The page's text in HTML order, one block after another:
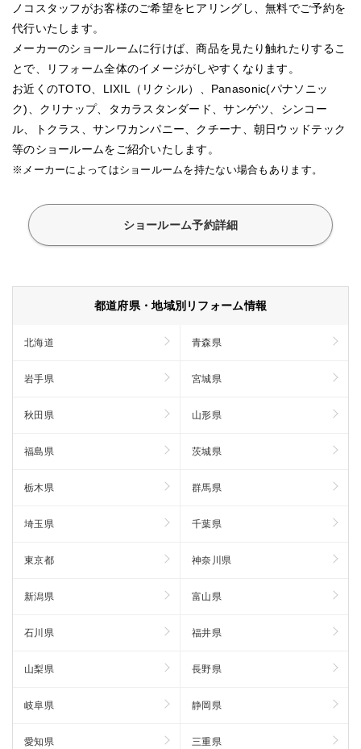
ノコスタッフがお客様のご希望をヒアリングし、無料でご予約を
代行いたします。
メーカーのショールームに行けば、商品を見たり触れたりするこ
とで、リフォーム全体のイメージがしやすくなります。
お近くのTOTO、LIXIL（リクシル）、Panasonic(パナソニッ
ク)、クリナップ、タカラスタンダード、サンゲツ、シンコー
ル、トクラス、サンワカンパニー、クチーナ、朝日ウッドテック
等のショールームをご紹介いたします。
※メーカーによってはショールームを持たない場合もあります。
ショールーム予約詳細
都道府県・地域別リフォーム情報
北海道 青森県
岩手県 宮城県
秋田県 山形県
福島県 茨城県
栃木県 群馬県
埼玉県 千葉県
東京都 神奈川県
新潟県 富山県
石川県 福井県
山梨県 長野県
岐阜県 静岡県
愛知県 三重県